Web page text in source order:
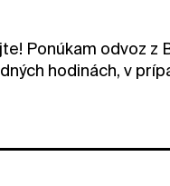
Ponúkam odvoz z
hodinách, v